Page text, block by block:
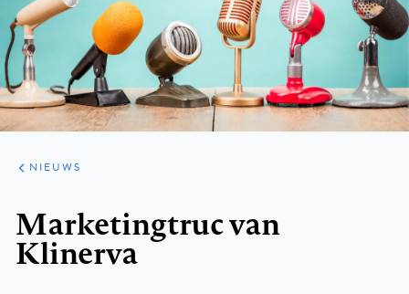
ARTIKELEN
HET
KORT
NIEUWS
Marketingtruc van
Klinerva